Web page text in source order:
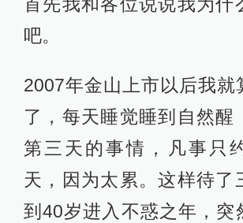
吧。
2007年金山上市以后我就
了，每天睡觉睡到自然醒
第三天的事情，凡事只
天，因为太累。这样待了
到40岁进入不惑之年，突